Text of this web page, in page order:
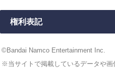
権利表記
©Bandai Namco Entertainment Inc.
※当サイトで掲載しているデータや